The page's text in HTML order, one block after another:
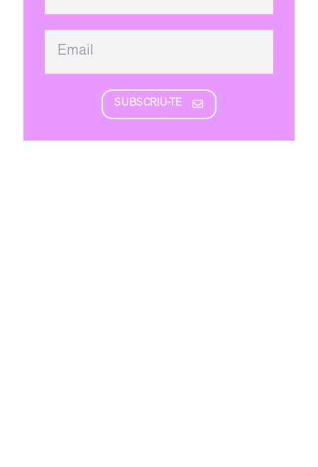
SUBSCRIU-TE